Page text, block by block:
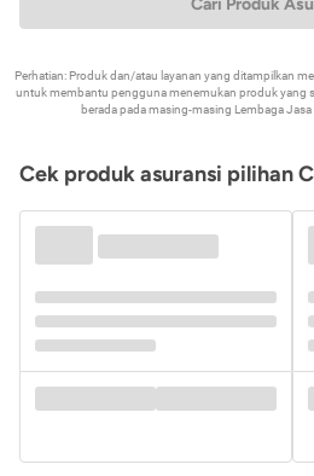
Perhatian: Produk dan/atau layanan yang ditampilkan
untuk membantu pengguna menemukan produk yang
berada pada masing-masing Lembaga Jasa
Cek produk asuransi pilihan